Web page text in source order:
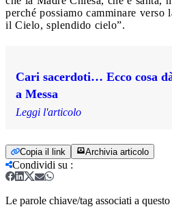
perché possiamo camminare
il Cielo, splendido cielo”.
Cari sacerdoti… Ecco cosa
a Messa
Leggi l'articolo
Copia il link Archivia articolo
Condividi su :
Le parole chiave/tag associati a